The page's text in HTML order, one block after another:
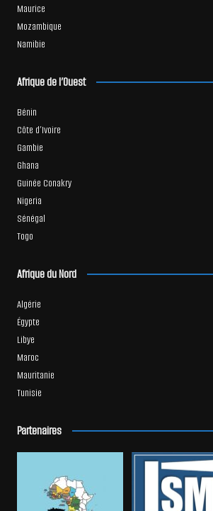
Maurice
Mozambique
Namibie
Afrique de l’Ouest
Bénin
Côte d’Ivoire
Gambie
Ghana
Guinée Conakry
Nigeria
Sénégal
Togo
Afrique du Nord
Algérie
Égypte
Libye
Maroc
Mauritanie
Tunisie
Partenaires